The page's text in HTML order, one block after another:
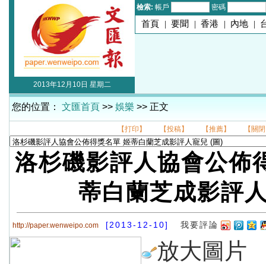
檢索: 帳戶 密碼
首頁 | 要聞 | 香港 | 內地 |
2013年12月10日 星期二
您的位置： 文匯首頁 >> 娛樂 >> 正文
【打印】 【投稿】 【推薦】 【關
洛杉磯影評人協會公佈
蒂白蘭芝成影評
http://paper.wenweipo.com [2013-12-10] 我要評論
放大圖片